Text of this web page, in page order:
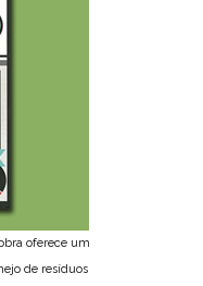
oferece um
de resíduos